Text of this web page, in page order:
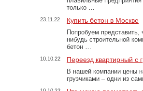
только …
23.11.22 Купить бетон в Москве
Попробуем представить,
нибудь строительной
бетон …
10.10.22 Переезд квартирный с
В нашей компании цены
грузчиками – одни из